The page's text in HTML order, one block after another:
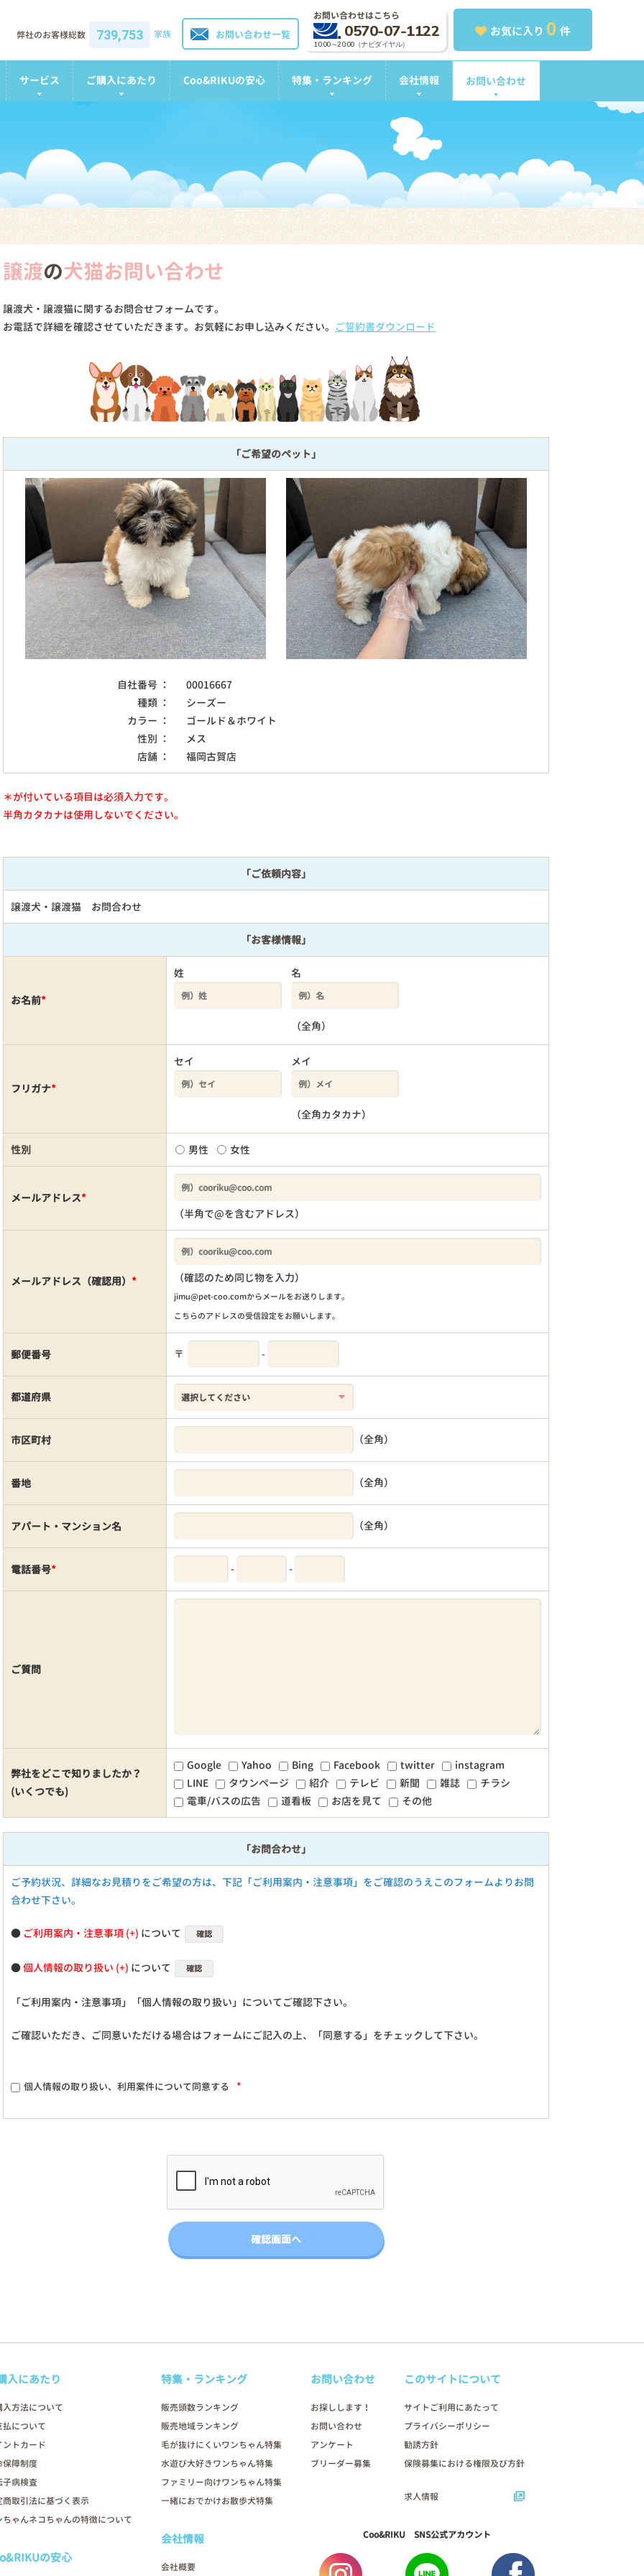
お気に入り 0 件
お問い合わせはこちら
0570-07-1122
10:00～20:00（ナビダイヤル）
お問い合わせ一覧
弊社のお客様総数 739,753 家族
サービス ご購入にあたり Coo&RIKUの安心 特集・ランキング 会社情報 お問い合わせ
譲渡の犬猫お問い合わせ
譲渡犬・譲渡猫に関するお問合せフォームです。
お電話で詳細を確認させていただきます。お気軽にお申し込みください。 ご誓約書ダウンロード
「ご希望のペット」
自社番号 ：
00016667
種類 ：
シーズー
カラー ：
ゴールド＆ホワイト
性別 ：
メス
店舗 ：
福岡古賀店
＊が付いている項目は必須入力です。
半角カタカナは使用しないでください。
「ご依頼内容」
譲渡犬・譲渡猫 お問合わせ
「お客様情報」
お名前*
姓 名
（全角）
フリガナ*
セイ メイ
（全角カタカナ）
性別 男性 女性
メールアドレス*
（半角で@を含むアドレス）
メールアドレス（確認用） * （確認のため同じ物を入力）
jimu@pet-coo.comからメールをお送りします。
こちらのアドレスの受信設定をお願いします。
郵便番号 〒 -
都道府県
市区町村 （全角）
番地 （全角）
アパート・マンション名 （全角）
電話番号* - -
ご質問
弊社をどこで知りましたか？
(いくつでも)
Google Yahoo Bing Facebook twitter
instagram
LINE
タウンページ 紹介 テレビ 新聞 雑誌
チラシ
電車/バスの広告
道看板 お店を見て その他
「お問合わせ」
ご予約状況、詳細なお見積りをご希望の方は、下記「ご利用案内・注意事項」をご確認のうえこのフォームよりお問
合わせ下さい。
● ご利用案内・注意事項 について 確認
●個人情報の取り扱い について 確認
「ご利用案内・注意事項」「個人情報の取り扱い」についてご確認下さい。
ご確認いただき、ご同意いただける場合はフォームにご記入の上、「同意する」をチェックして下さい。
個人情報の取り扱い、利用案件について同意する *
入にあたり
入方法について
払について
ントカード
保障制度
子病検査
商取引法に基づく表示
ちゃんネコちゃんの特徴について
の安心
特集・ランキング
販売頭数ランキング
販売地域ランキング
毛が抜けにくいワンちゃん特集
水遊び大好きワンちゃん特集
ファミリー向けワンちゃん特集
一緒におでかけお散歩犬特集
会社情報
会社概要
お問い合わせ
お探しします！
お問い合わせ
アンケート
ブリーダー募集
このサイトについて
サイトご利用にあたって
プライバシーポリシー
勧誘方針
保険募集における権限及び方針
求人情報
Coo&RIKU SNS公式アカウント